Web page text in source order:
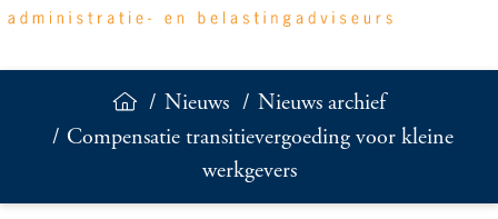
Nieuws
Nieuws archief
Compensatie transitievergoeding voor kleine
werkgevers